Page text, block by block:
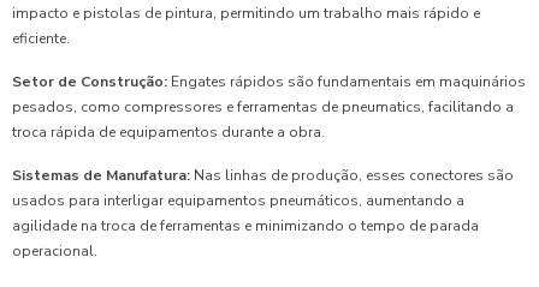
impacto e pistolas de pintura, permitindo um trabalho mais rápido e
eficiente.
Setor de Construção: Engates rápidos são fundamentais em maquinários
pesados, como compressores e ferramentas de pneumatics, facilitando a
troca rápida de equipamentos durante a obra.
Sistemas de Manufatura: Nas linhas de produção, esses conectores são
usados para interligar equipamentos pneumáticos, aumentando a
agilidade na troca de ferramentas e minimizando o tempo de parada
operacional.